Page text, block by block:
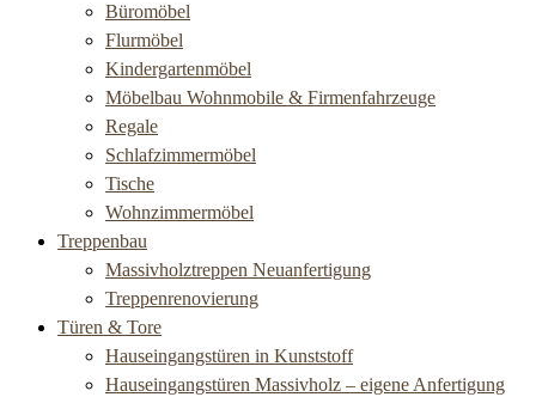
Büromöbel
Flurmöbel
Kindergartenmöbel
Möbelbau Wohnmobile & Firmenfahrzeuge
Regale
Schlafzimmermöbel
Tische
Wohnzimmermöbel
Treppenbau
Massivholztreppen Neuanfertigung
Treppenrenovierung
Türen & Tore
Hauseingangstüren in Kunststoff
Hauseingangstüren Massivholz – eigene Anfertigung